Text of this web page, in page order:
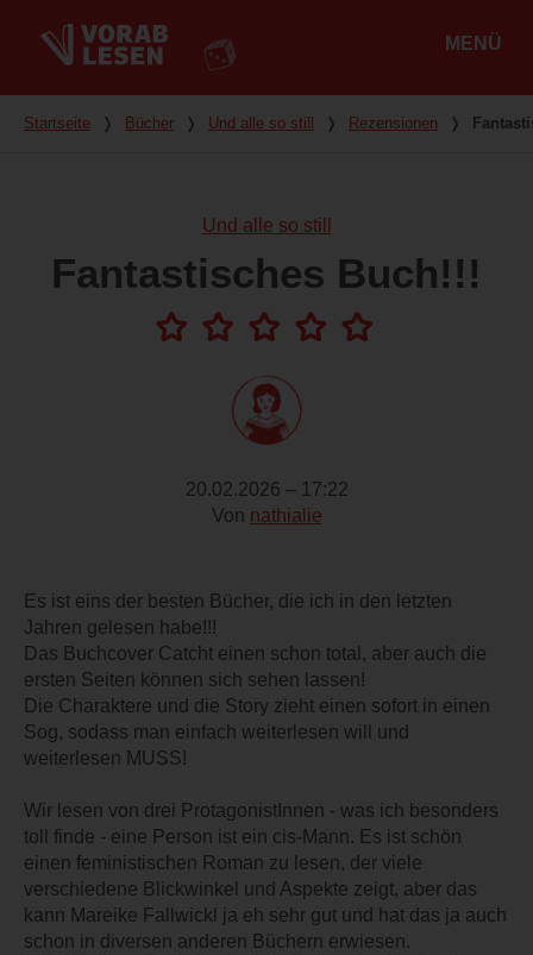
MENÜ
Du bist hier
Startseite ❭ Bücher ❭ Und alle so still ❭ Rezensionen ❭
Und alle so still
Fantastisches Buch!!!
20.02.2026 – 17:22
Von nathialie
Es ist eins der besten Bücher, die ich in den letzten
Jahren gelesen habe!!!
Das Buchcover Catcht einen schon total, aber auch die
ersten Seiten können sich sehen lassen!
Die Charaktere und die Story zieht einen sofort in einen
Sog, sodass man einfach weiterlesen will und
weiterlesen MUSS!
Wir lesen von drei ProtagonistInnen - was ich besonders
toll finde - eine Person ist ein cis-Mann. Es ist schön
einen feministischen Roman zu lesen, der viele
verschiedene Blickwinkel und Aspekte zeigt, aber das
kann Mareike Fallwickl ja eh sehr gut und hat das ja auch
schon in diversen anderen Büchern erwiesen.